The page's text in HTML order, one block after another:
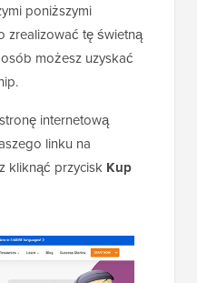
poniższymi
zrealizować tę świetną
możesz uzyskać
internetową
linku na
kliknąć przycisk Kup